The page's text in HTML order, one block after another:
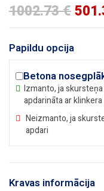
1002.73€
was:
Papildu opcija
Betona
Izmanto, ja
apdarināta ar
Neizmanto, ja
apdari
Kravas informācija